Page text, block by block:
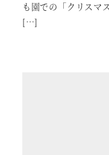
も園での「クリスマ
[…]